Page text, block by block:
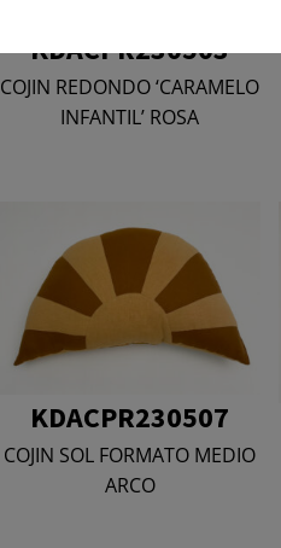
KDACPR230503
COJIN REDONDO ‘CARAMELO
INFANTIL’ ROSA
KDACPR230507
COJIN SOL FORMATO MEDIO
ARCO